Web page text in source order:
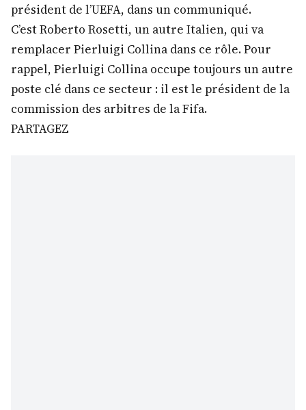
président de l’UEFA, dans un communiqué.
C’est Roberto Rosetti, un autre Italien, qui va
remplacer Pierluigi Collina dans ce rôle. Pour
rappel, Pierluigi Collina occupe toujours un autre
poste clé dans ce secteur : il est le président de la
commission des arbitres de la Fifa.
PARTAGEZ